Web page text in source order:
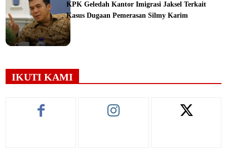
KPK Geledah Kantor Imigrasi Jaksel Terkait
Kasus Dugaan Pemerasan Silmy Karim
IKUTI KAMI